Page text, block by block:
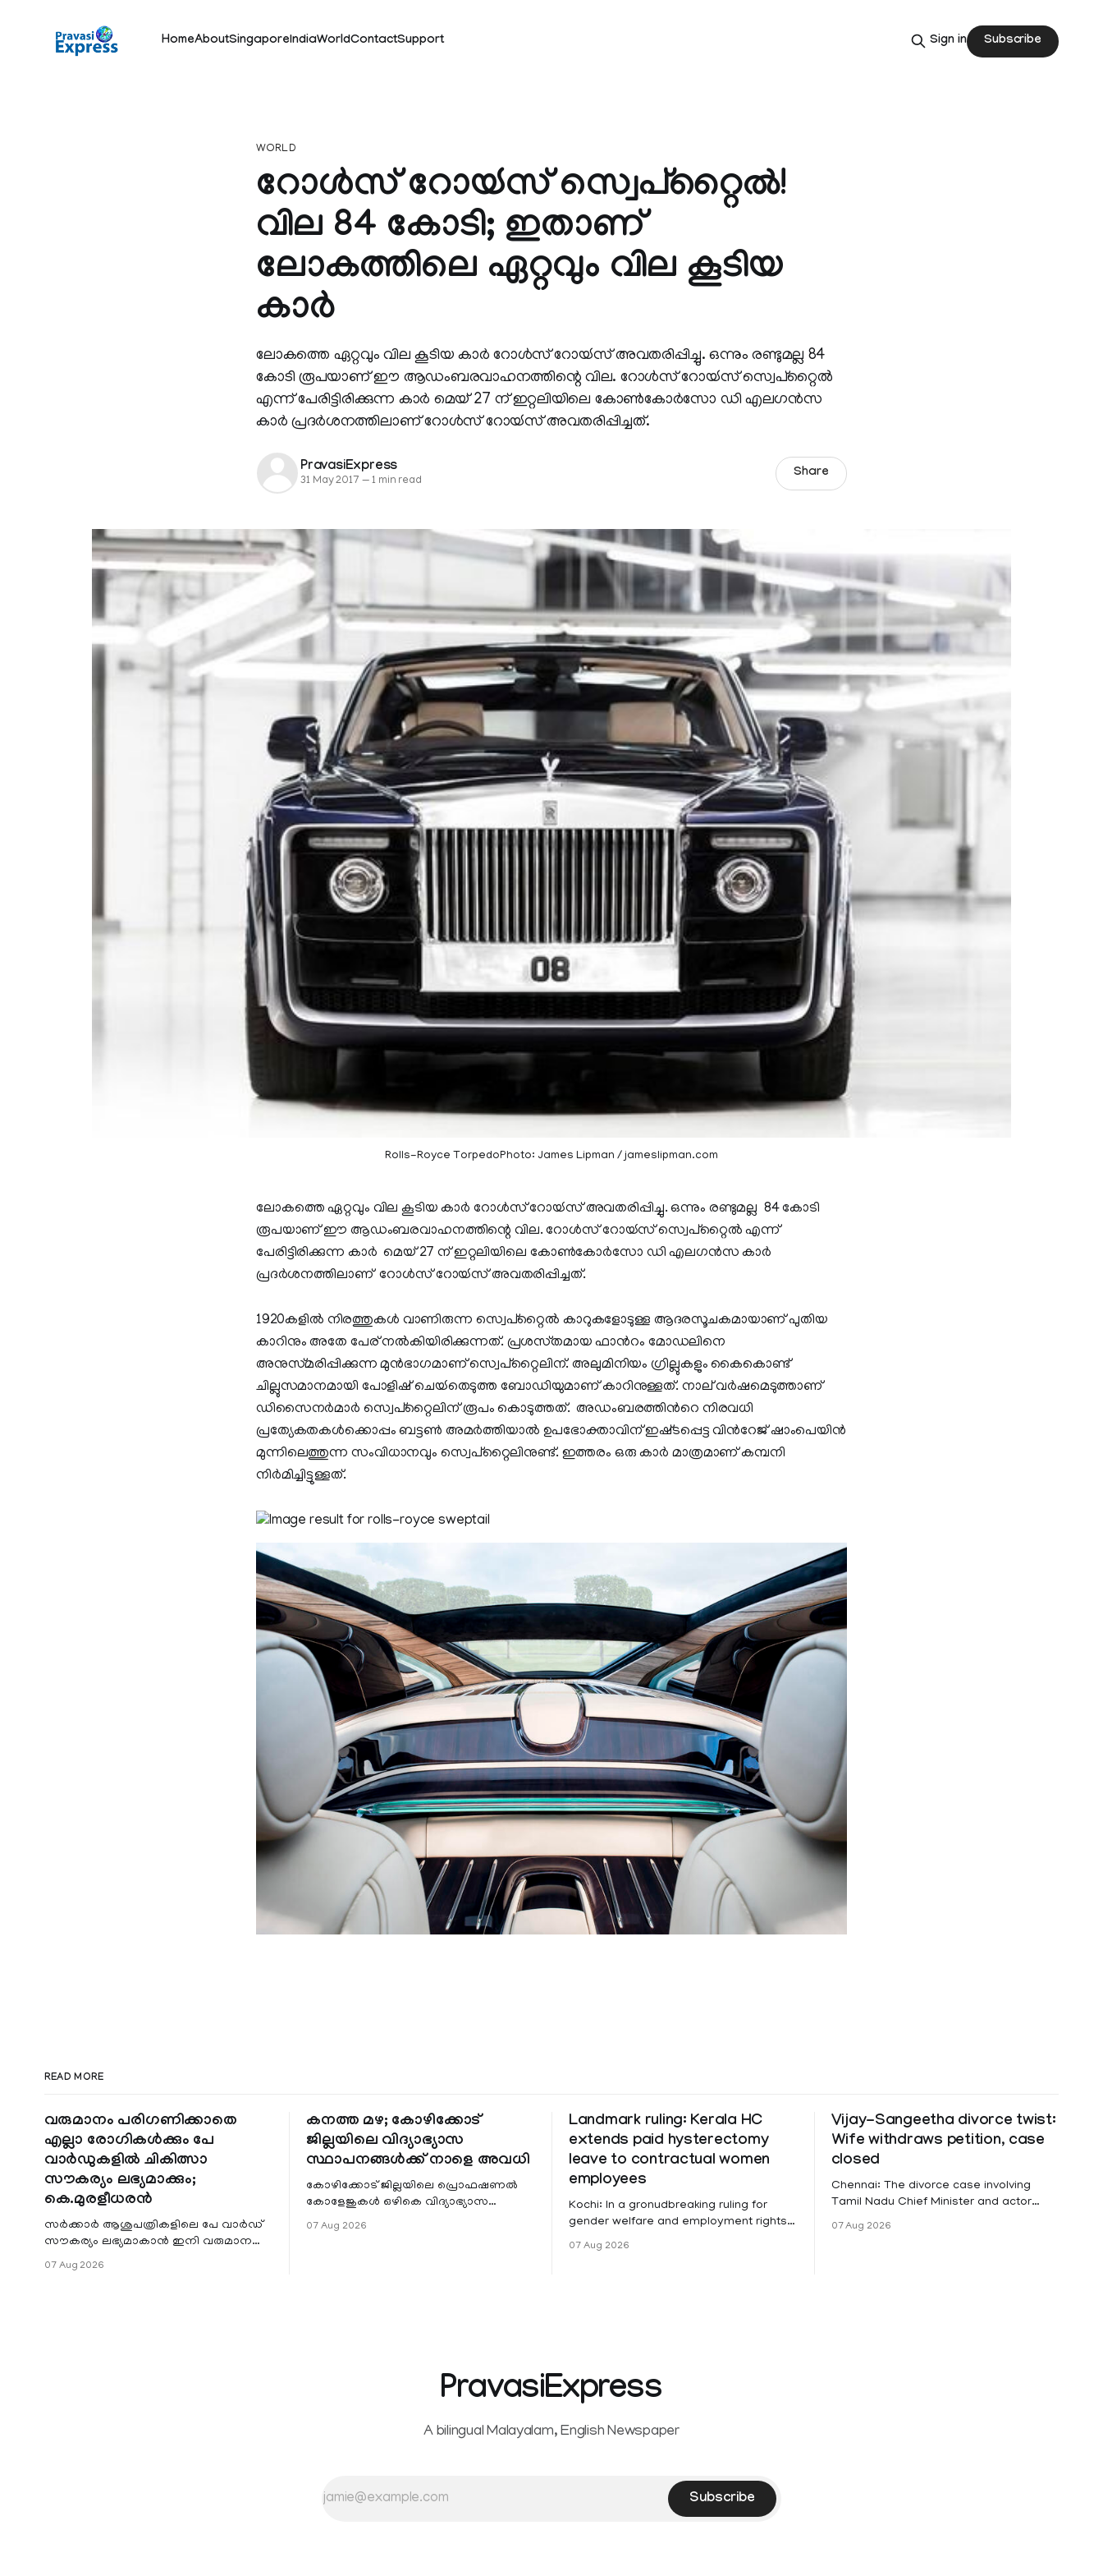
HomeAboutSingaporeIndiaWorldContactSupport Sign in Subscribe
WORLD
റോള്‍സ് റോയ്‍സ് സ്വെപ്‍റ്റൈല്‍!
വില 84 കോടി; ഇതാണ്
ലോകത്തിലെ ഏറ്റവും വില കൂടിയ
കാര്‍
ലോകത്തെ ഏറ്റവും വില കൂടിയ കാര്‍ റോള്‍സ് റോയ്‍സ് അവതരിപ്പിച്ചു. ഒന്നും രണ്ടുമല്ല 84
കോടി രൂപയാണ് ഈ ആഡംബരവാഹനത്തിന്റെ വില. റോള്‍സ് റോയ്‍സ് സ്വെപ്‍റ്റൈല്‍
എന്ന് പേരിട്ടിരിക്കുന്ന കാര്‍ മെയ് 27 ന് ഇറ്റലിയിലെ കോണ്‍കോര്‍സോ ഡി എലഗന്‍സ
കാര്‍ പ്രദര്‍ശനത്തിലാണ് റോള്‍സ് റോയ്‍സ് അവതരിപ്പിച്ചത്.
PravasiExpress
31 May 2017 —1 min read
Share
Rolls-Royce TorpedoPhoto: James Lipman / jameslipman.com
ലോകത്തെ ഏറ്റവും വില കൂടിയ കാര്‍ റോള്‍സ് റോയ്‍സ് അവതരിപ്പിച്ചു. ഒന്നും രണ്ടുമല്ല 84 കോടി
രൂപയാണ് ഈ ആഡംബരവാഹനത്തിന്റെ വില. റോള്‍സ് റോയ്‍സ് സ്വെപ്‍റ്റൈല്‍ എന്ന്
പേരിട്ടിരിക്കുന്ന കാര്‍ മെയ് 27 ന് ഇറ്റലിയിലെ കോണ്‍കോര്‍സോ ഡി എലഗന്‍സ കാര്‍
പ്രദര്‍ശനത്തിലാണ് റോള്‍സ് റോയ്‍സ് അവതരിപ്പിച്ചത്.
1920കളില്‍ നിരത്തുകള്‍ വാണിരുന്ന സ്വെപ്‍റ്റൈല്‍ കാറുകളോടുള്ള ആദരസൂചകമായാണ് പുതിയ
കാറിനും അതേ പേര് നല്‍കിയിരിക്കുന്നത്. പ്രശസ്‍തമായ ഫാന്‍റം മോഡലിനെ
അനുസ്‍മരിപ്പിക്കുന്ന മുന്‍ഭാഗമാണ് സ്വെപ്‍റ്റൈലിന്. അലുമിനിയം ഗ്രില്ലുകളും കൈകൊണ്ട്
ചില്ലുസമാനമായി പോളിഷ് ചെയ്‍തെടുത്ത ബോഡിയുമാണ് കാറിനുള്ളത്. നാല് വര്‍ഷമെടുത്താണ്
ഡിസൈനര്‍മാര്‍ സ്വെപ്‍റ്റൈലിന് രൂപം കൊടുത്തത്. അഡംബരത്തിന്‍റെ നിരവധി
പ്രത്യേകതകള്‍ക്കൊപ്പം ബട്ടണ്‍ അമര്‍ത്തിയാല്‍ ഉപഭോക്താവിന് ഇഷ്‍ടപ്പെട്ട വിന്‍റേജ് ഷാംപെയിന്‍
മുന്നിലെത്തുന്ന സംവിധാനവും സ്വെപ്‍റ്റൈലിനുണ്ട്. ഇത്തരം ഒരു കാര്‍ മാത്രമാണ് കമ്പനി
നിര്‍മിച്ചിട്ടുള്ളത്.
READ MORE
വരുമാനം പരിഗണിക്കാതെ
എല്ലാ രോഗികൾക്കും പേ
വാർഡുകളിൽ ചികിത്സാ
സൗകര്യം ലഭ്യമാക്കും;
കെ.മുരളീധരൻ
സർക്കാർ ആശുപത്രികളിലെ പേ വാർഡ്
സൗകര്യം ലഭ്യമാകാൻ ഇനി വരുമാന
വരുമാനം പരിഗണിക്കാതെ എല്ലാ
07 Aug 2026
കനത്ത മഴ; കോഴിക്കോട്
ജില്ലയിലെ വിദ്യാഭ്യാസ
സ്ഥാപനങ്ങൾക്ക് നാളെ അവധി
കോഴിക്കോട് ജില്ലയിലെ പ്രൊഫഷണൽ
കോളേജുകൾ ഒഴികെ വിദ്യാഭ്യാസ
ജില്ലയിലെ മലയോര- തീരദേശ
07 Aug 2026
Landmark ruling: Kerala HC
extends paid hysterectomy
leave to contractual women
employees
Kochi: In a gronudbreaking ruling for
gender welfare and employment rights,
female contractual staff employed in
07 Aug 2026
Vijay-Sangeetha divorce twist:
Wife withdraws petition, case
closed
Chennai: The divorce case involving
Tamil Nadu Chief Minister and actor
Sowrnalingam has taken a new turn
07 Aug 2026
PravasiExpress
A bilingual Malayalam, English Newspaper
Subscribe